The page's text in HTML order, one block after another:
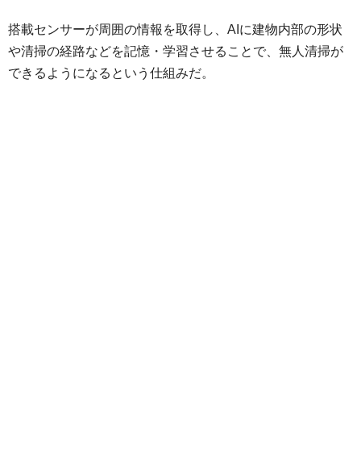
搭載センサーが周囲の情報を取得し、AIに建物内部の形状
や清掃の経路などを記憶・学習させることで、無人清掃が
できるようになるという仕組みだ。